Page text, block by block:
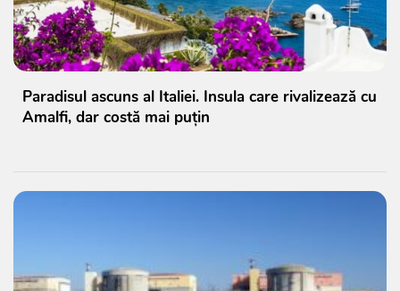
Paradisul ascuns al Italiei. Insula care rivalizează cu
Amalfi, dar costă mai puțin